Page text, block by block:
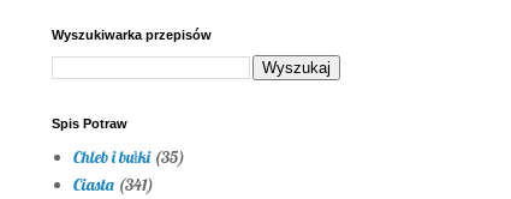
Wyszukiwarka przepisów
Spis Potraw
Chleb i bułki (35)
Ciasta (341)